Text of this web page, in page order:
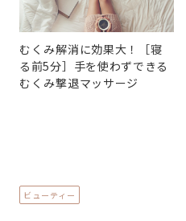
むくみ解消に効果大！［寝
る前5分］手を使わずできる
むくみ撃退マッサージ
ビューティー